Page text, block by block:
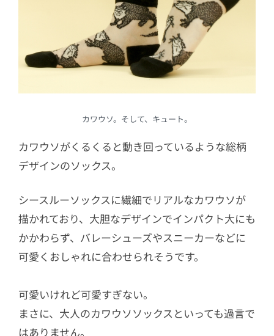
カワウソ。そして、キュート。
カワウソがくるくると動き回っているような総柄
デザインのソックス。
シースルーソックスに繊細でリアルなカワウソが
描かれており、大胆なデザインでインパクト大にも
かかわらず、バレーシューズやスニーカーなどに
可愛くおしゃれに合わせられそうです。
可愛いけれど可愛すぎない。
まさに、大人のカワウソソックスといっても過言で
はありません。